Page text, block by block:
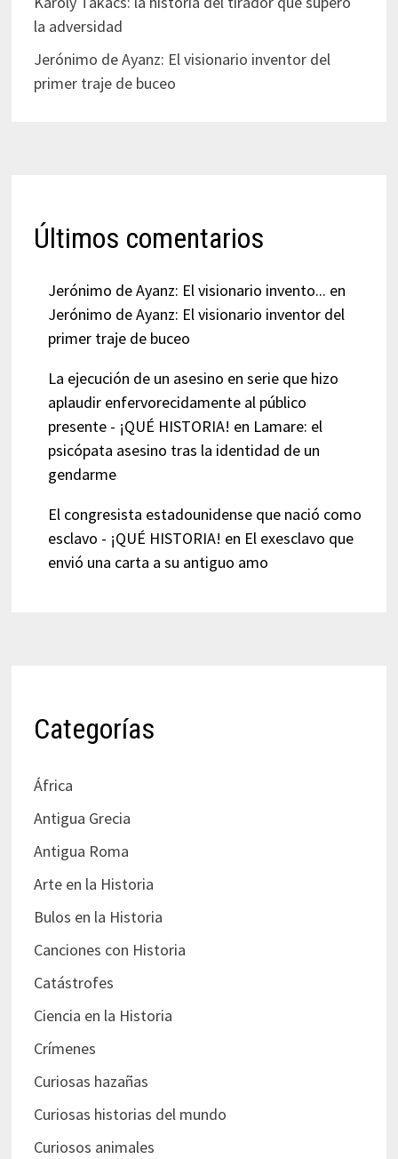
la adversidad
Jerónimo de Ayanz: El visionario inventor del
primer traje de buceo
Últimos comentarios
Jerónimo de Ayanz: El visionario invento... en
Jerónimo de Ayanz: El visionario inventor del
primer traje de buceo
La ejecución de un asesino en serie que hizo
aplaudir enfervorecidamente al público
presente - ¡QUÉ HISTORIA! en Lamare: el
psicópata asesino tras la identidad de un
gendarme
El congresista estadounidense que nació como
esclavo - ¡QUÉ HISTORIA! en El exesclavo que
envió una carta a su antiguo amo
Categorías
África
Antigua Grecia
Antigua Roma
Arte en la Historia
Bulos en la Historia
Canciones con Historia
Catástrofes
Ciencia en la Historia
Crímenes
Curiosas hazañas
Curiosas historias del mundo
Curiosos animales